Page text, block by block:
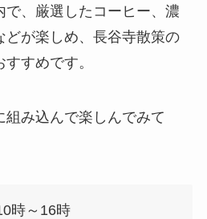
で、厳選したコーヒー、濃
どが楽しめ、長谷寺散策の
すめです。
組み込んで楽しんでみて
時～16時